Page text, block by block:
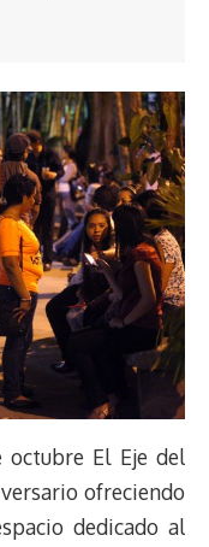
octubre El Eje del
ofreciendo
dedicado al